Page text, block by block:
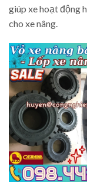
giúp xe hoạt động
cho xe nâng.